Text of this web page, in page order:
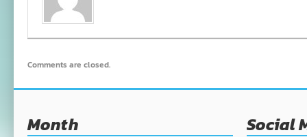
Comments are closed.
Month Social